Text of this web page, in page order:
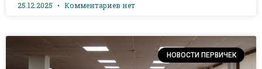
25.12.2025 Комментариев нет
НОВОСТИ ПЕРВИЧЕК